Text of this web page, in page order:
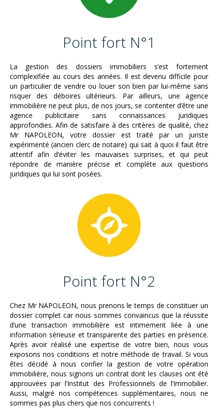
Point fort N°1
La gestion des dossiers immobiliers s’est fortement
complexifiée au cours des années. Il est devenu difficile pour
un particulier de vendre ou louer son bien par lui-même sans
risquer des déboires ultérieurs. Par ailleurs, une agence
immobilière ne peut plus, de nos jours, se contenter d’être une
agence publicitaire sans connaissances juridiques
approfondies. Afin de satisfaire à des critères de qualité, chez
Mr NAPOLEON, votre dossier est traité par un juriste
expérimenté (ancien clerc de notaire) qui sait à quoi il faut être
attentif afin d’éviter les mauvaises surprises, et qui peut
répondre de manière précise et complète aux questions
juridiques qui lui sont posées.
Point fort N°2
Chez Mr NAPOLEON, nous prenons le temps de constituer un
dossier complet car nous sommes convaincus que la réussite
d’une transaction immobilière est intimement liée à une
information sérieuse et transparente des parties en présence.
Après avoir réalisé une expertise de votre bien, nous vous
exposons nos conditions et notre méthode de travail. Si vous
êtes décidé à nous confier la gestion de votre opération
immobilière, nous signons un contrat dont les clauses ont été
approuvées par l’Institut des Professionnels de l’Immobilier.
Aussi, malgré nos compétences supplémentaires, nous ne
sommes pas plus chers que nos concurrents !